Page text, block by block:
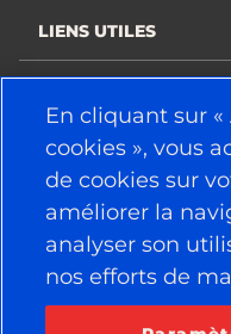
LIENS UTILES
POLITIQUE
SOCIÉTÉ
RESTEZ CONNECTÉ
En cliquant sur
cookies », vous
de cookies sur
améliorer la
analyser son
nos efforts de